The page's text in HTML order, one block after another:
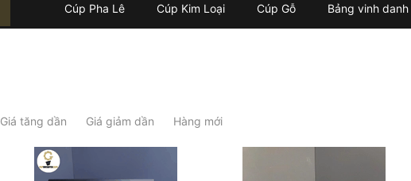
Cúp Pha Lê Cúp Kim Loại Cúp Gỗ Bảng vinh danh
Giá tăng dần Giá giảm dần Hàng mới